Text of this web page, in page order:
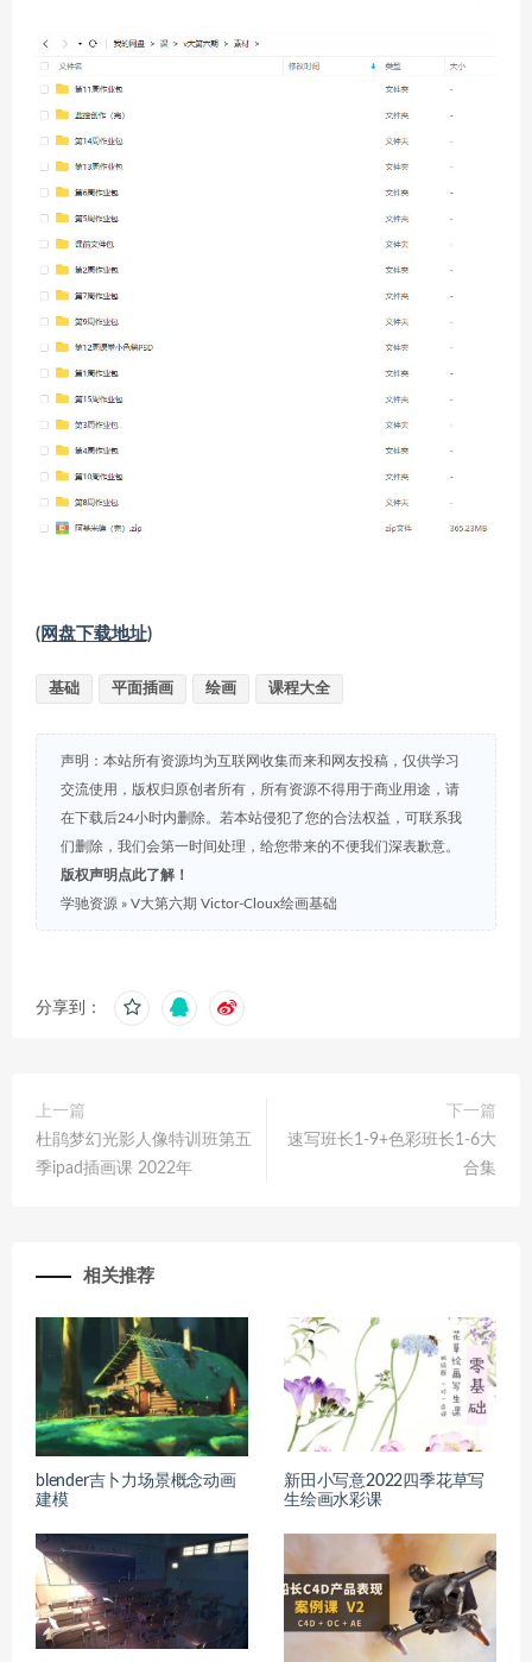
(网盘下载地址)
基础 平面插画 绘画 课程大全
声明：本站所有资源均为互联网收集而来和网友投稿，仅供学习
交流使用，版权归原创者所有，所有资源不得用于商业用途，请
在下载后24小时内删除。若本站侵犯了您的合法权益，可联系我
们删除，我们会第一时间处理，给您带来的不便我们深表歉意。
版权声明点此了解！
学驰资源 » V大第六期 Victor-Cloux绘画基础
分享到：
上一篇
杜鹃梦幻光影人像特训班第五
季ipad插画课 2022年
下一篇
速写班长1-9+色彩班长1-6大
合集
相关推荐
blender吉卜力场景概念动画
建模
新田小写意2022四季花草写
生绘画水彩课